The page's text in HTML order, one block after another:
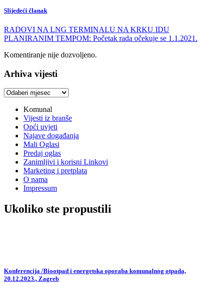
Slijedeći članak
RADOVI NA LNG TERMINALU NA KRKU IDU
PLANIRANIM TEMPOM: Početak rada očekuje se 1.1.2021.
Komentiranje nije dozvoljeno.
Arhiva vijesti
Arhiva
Komunal
Vijesti iz branše
Opći uvjeti
Najave događanja
Mali Oglasi
Predaj oglas
Zanimljivi i korisni Linkovi
Marketing i pretplata
O nama
Impressum
Ukoliko ste propustili
Konferencija /Biootpad i energetska oporaba komunalnog otpada,
20.12.2023., Zagreb